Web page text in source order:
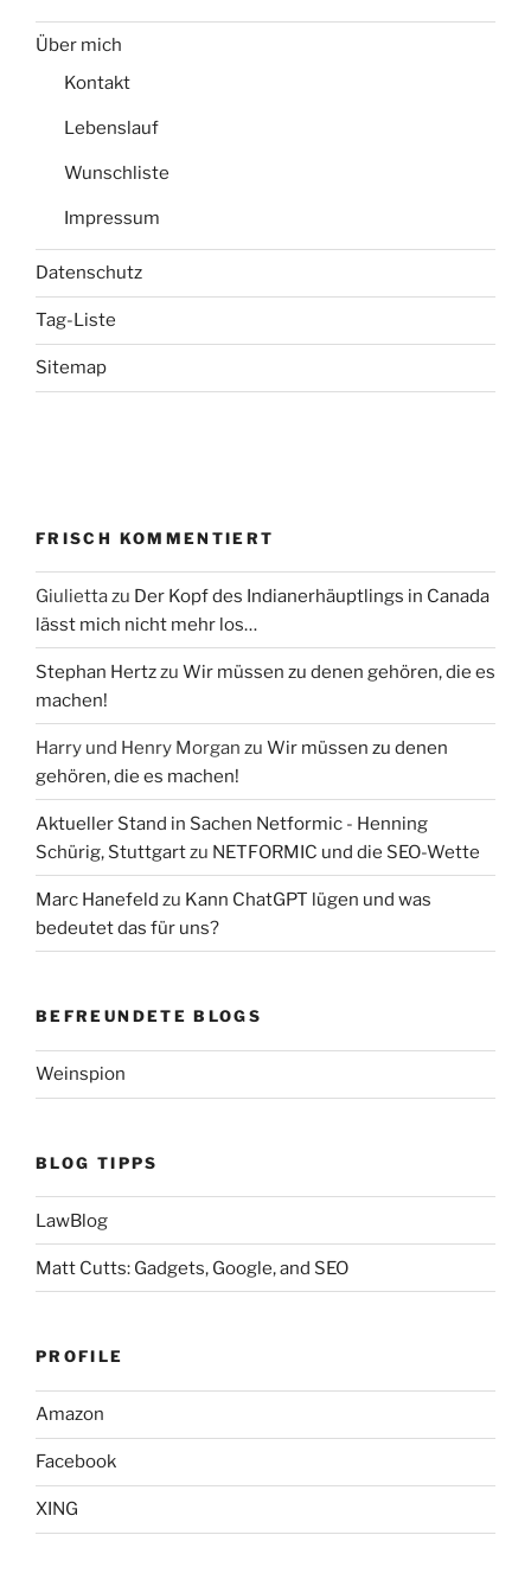
Über mich
Kontakt
Lebenslauf
Wunschliste
Impressum
Datenschutz
Tag-Liste
Sitemap
FRISCH KOMMENTIERT
Giuliettazu Der Kopf des Indianerhäuptlings in Canada
lässt mich nicht mehr los…
Stephan Hertzzu Wir müssen zu denen gehören, die es
machen!
Harry und Henry Morgan zu Wir müssen zu denen
gehören, die es machen!
Aktueller Stand in Sachen Netformic - Henning
Schürig, Stuttgartzu NETFORMIC und die SEO-Wette
Marc Hanefeld zu Kann ChatGPT lügen und was
bedeutet das für uns?
BEFREUNDETE BLOGS
Weinspion
BLOG TIPPS
LawBlog
Matt Cutts: Gadgets, Google, and SEO
PROFILE
Amazon
Facebook
XING